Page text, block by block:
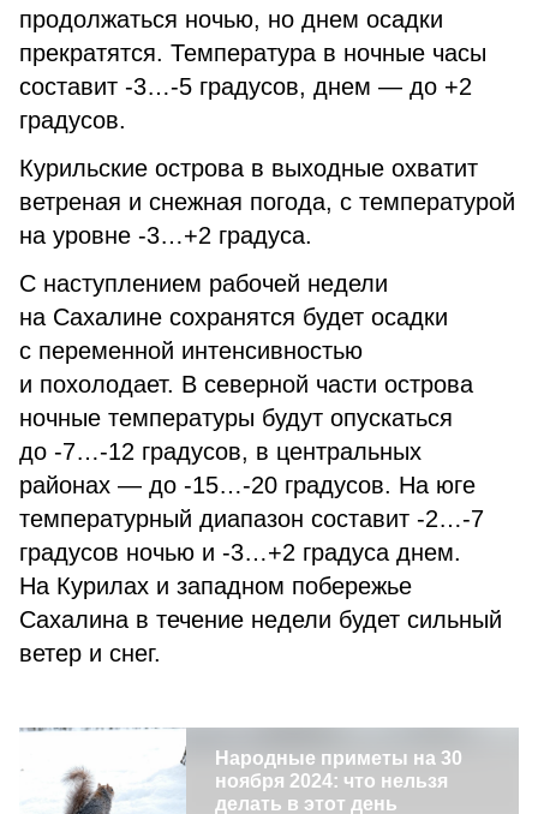
продолжаться ночью, но днем осадки
прекратятся. Температура в ночные часы
составит -3…-5 градусов, днем — до +2
градусов.
Курильские острова в выходные охватит
ветреная и снежная погода, с температурой
на уровне -3…+2 градуса.
С наступлением рабочей недели
на Сахалине сохранятся будет осадки
с переменной интенсивностью
и похолодает. В северной части острова
ночные температуры будут опускаться
до -7…-12 градусов, в центральных
районах — до -15…-20 градусов. На юге
температурный диапазон составит -2…-7
градусов ночью и -3…+2 градуса днем.
На Курилах и западном побережье
Сахалина в течение недели будет сильный
ветер и снег.
Народные приметы на 30
ноября 2024: что нельзя
делать в этот день